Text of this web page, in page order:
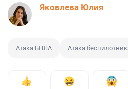
Яковлева Юлия
Атака БПЛА Атака